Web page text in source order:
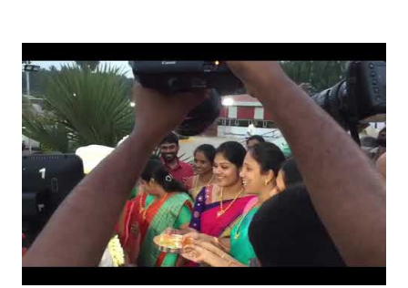
சங்க இலக்கியங்களுக்கு பின் காலகட்டத்திலும் 'புதுக்கலத்து எழுந்த
தீம்பால் பொங்கல்' என சிறப்பிக்கும் சீவக சிந்தாமணி. காலங்கள்
தோறும் தமிழர்களின் வாழ்வியல் அங்கமாக உள்ள பொங்கல் விழாவில்
தமிழர்கள் சொந்த பிள்ளைகளைப் போல கால்நடைகளை வளர்த்துப்
போற்றி உடன் விளையாடி மகிழ்வதும் இயற்கையுடன் இணைந்த
இயந்திரம் இல்லாத கால வாழ்க்கை முறையாகும். தொடர்ந்து உற்றார்
உறவுகளைக் கண்டு மகிழும் காணும் பொங்கல் இயற்கை, வாழ்வியல்
முறை, உறவுகள் சார்ந்த உயிர்ப்பான ...